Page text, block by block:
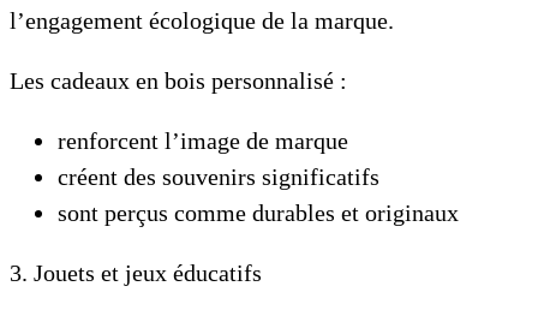
l’engagement écologique de la marque.
Les cadeaux en bois personnalisé :
renforcent l’image de marque
créent des souvenirs significatifs
sont perçus comme durables et originaux
3. Jouets et jeux éducatifs